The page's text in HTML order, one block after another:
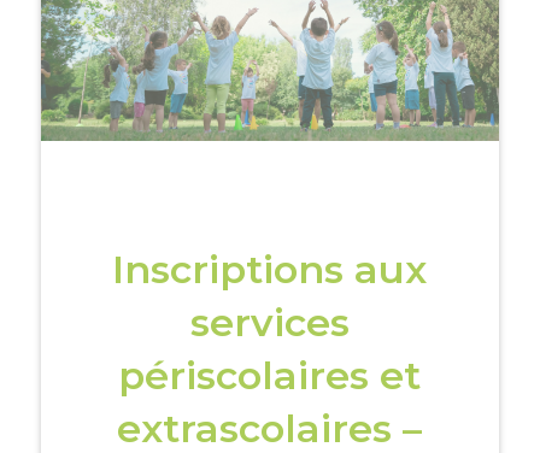
Inscriptions aux
services
périscolaires et
extrascolaires –